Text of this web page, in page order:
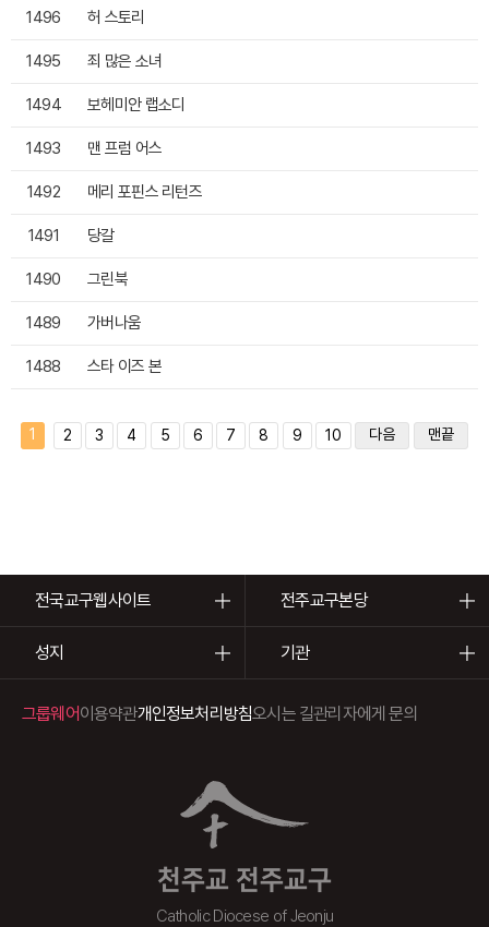
1496 허 스토리
1495 죄 많은 소녀
1494 보헤미안 랩소디
1493 맨 프럼 어스
1492 메리 포핀스 리턴즈
1491 당갈
1490 그린북
1489 가버나움
1488 스타 이즈 본
1 2 3 4 5 6 7 8 9 10 다음 맨끝
전국교구웹사이트 전주교구본당
성지 기관
천주교 전주교구
Catholic Diocese of Jeonju
그룹웨어이용약관개인정보처리방침오시는 길관리자에게 문의